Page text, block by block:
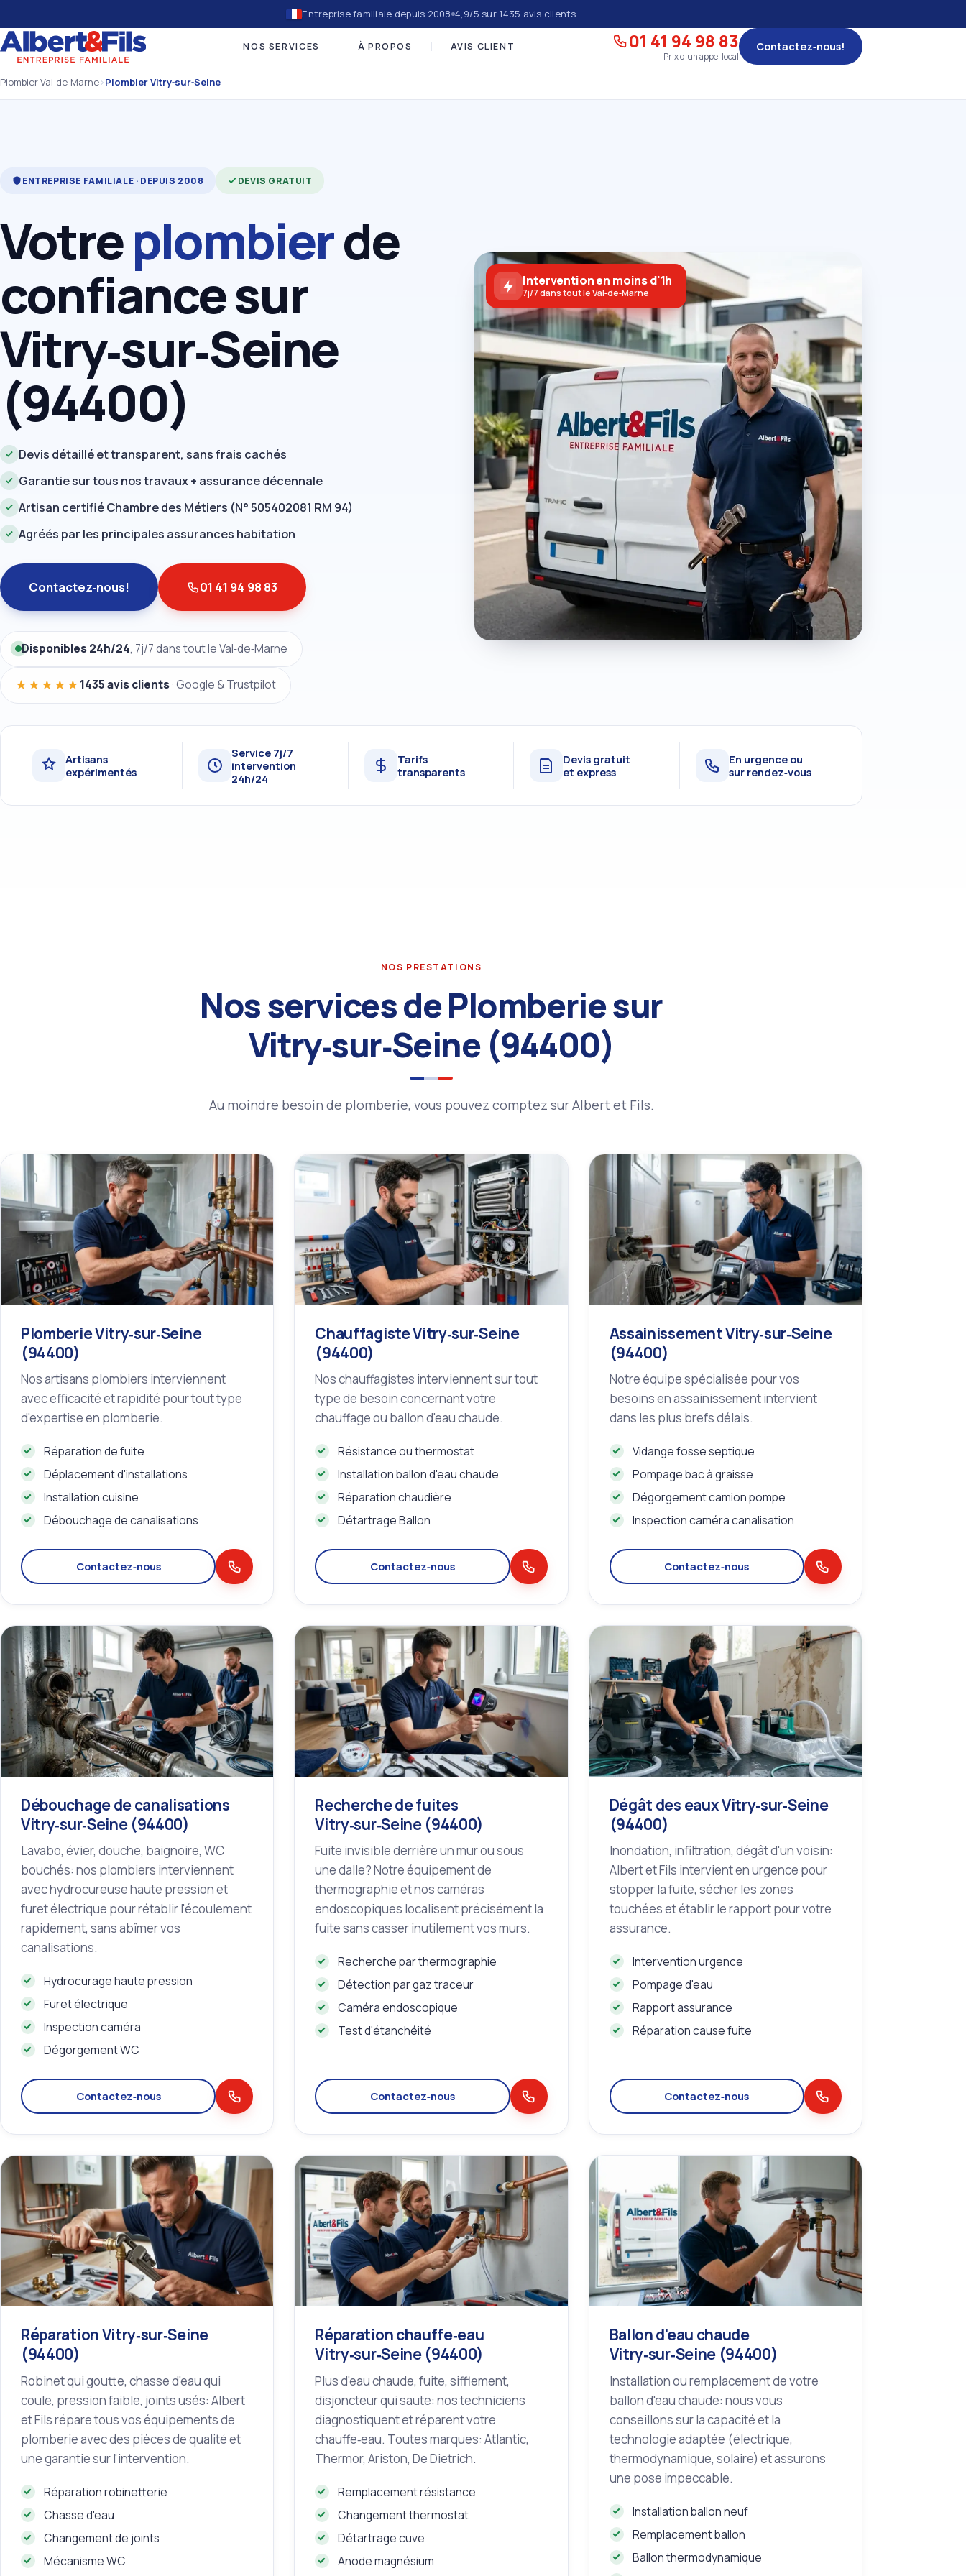
Entreprise familiale depuis 2008 4,9/5 sur 1435 avis clients
NOS SERVICES À PROPOS AVIS CLIENT 01 41 94 98 83
Prix d'un appel local
Contactez‑nous!
Plombier Val‑de‑Marne›Plombier Vitry‑sur‑Seine
ENTREPRISE FAMILIALE · DEPUIS 2008 DEVIS GRATUIT
Votreplombierde
confiance sur
Vitry‑sur‑Seine
(94400)
Devis détaillé et transparent, sans frais cachés
Garantie sur tous nos travaux + assurance décennale
Artisan certifié Chambre des Métiers (N° 505402081 RM 94)
Agréés par les principales assurances habitation
Contactez‑nous! 01 41 94 98 83
Disponibles 24h/24, 7j/7 dans tout le Val‑de‑Marne
★★★★★1435 avis clients· Google & Trustpilot
Intervention en moins d'1h
7j/7 dans tout le Val‑de‑Marne
Artisans
expérimentés
Service 7j/7
intervention
24h/24
Tarifs
transparents
Devis gratuit
et express
En urgence ou
sur rendez‑vous
NOS PRESTATIONS
Nos services de Plomberie sur
Vitry‑sur‑Seine (94400)
Au moindre besoin de plomberie, vous pouvez comptez sur Albert et Fils.
Plomberie Vitry‑sur‑Seine
(94400)
Nos artisans plombiers interviennent
avec efficacité et rapidité pour tout type
d'expertise en plomberie.
Réparation de fuite
Déplacement d'installations
Installation cuisine
Débouchage de canalisations
Contactez‑nous
Chauffagiste Vitry‑sur‑Seine
(94400)
Nos chauffagistes interviennent sur tout
type de besoin concernant votre
chauffage ou ballon d'eau chaude.
Résistance ou thermostat
Installation ballon d'eau chaude
Réparation chaudière
Détartrage Ballon
Contactez‑nous
Assainissement Vitry‑sur‑Seine
(94400)
Notre équipe spécialisée pour vos
besoins en assainissement intervient
dans les plus brefs délais.
Vidange fosse septique
Pompage bac à graisse
Dégorgement camion pompe
Inspection caméra canalisation
Contactez‑nous
Débouchage de canalisations
Vitry‑sur‑Seine (94400)
Lavabo, évier, douche, baignoire, WC
bouchés: nos plombiers interviennent
avec hydrocureuse haute pression et
furet électrique pour rétablir l'écoulement
rapidement, sans abîmer vos
canalisations.
Hydrocurage haute pression
Furet électrique
Inspection caméra
Dégorgement WC
Contactez‑nous
Recherche de fuites
Vitry‑sur‑Seine (94400)
Fuite invisible derrière un mur ou sous
une dalle? Notre équipement de
thermographie et nos caméras
endoscopiques localisent précisément la
fuite sans casser inutilement vos murs.
Recherche par thermographie
Détection par gaz traceur
Caméra endoscopique
Test d'étanchéité
Contactez‑nous
Dégât des eaux Vitry‑sur‑Seine
(94400)
Inondation, infiltration, dégât d'un voisin:
Albert et Fils intervient en urgence pour
stopper la fuite, sécher les zones
touchées et établir le rapport pour votre
assurance.
Intervention urgence
Pompage d'eau
Rapport assurance
Réparation cause fuite
Contactez‑nous
Réparation Vitry‑sur‑Seine
(94400)
Robinet qui goutte, chasse d'eau qui
coule, pression faible, joints usés: Albert
et Fils répare tous vos équipements de
plomberie avec des pièces de qualité et
une garantie sur l'intervention.
Réparation robinetterie
Chasse d'eau
Changement de joints
Mécanisme WC
Réparation chauffe‑eau
Vitry‑sur‑Seine (94400)
Plus d'eau chaude, fuite, sifflement,
disjoncteur qui saute: nos techniciens
diagnostiquent et réparent votre
chauffe‑eau. Toutes marques: Atlantic,
Thermor, Ariston, De Dietrich.
Remplacement résistance
Changement thermostat
Détartrage cuve
Anode magnésium
Ballon d'eau chaude
Vitry‑sur‑Seine (94400)
Installation ou remplacement de votre
ballon d'eau chaude: nous vous
conseillons sur la capacité et la
technologie adaptée (électrique,
thermodynamique, solaire) et assurons
une pose impeccable.
Installation ballon neuf
Remplacement ballon
Ballon thermodynamique